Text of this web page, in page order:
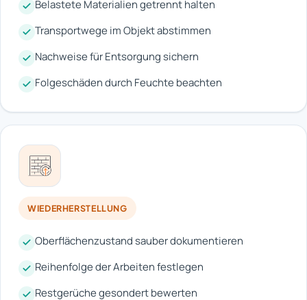
Belastete Materialien getrennt halten
Transportwege im Objekt abstimmen
Nachweise für Entsorgung sichern
Folgeschäden durch Feuchte beachten
WIEDERHERSTELLUNG
Oberflächenzustand sauber dokumentieren
Reihenfolge der Arbeiten festlegen
Restgerüche gesondert bewerten